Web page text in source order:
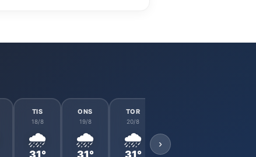
TIS
18/8
🌧️
31°
ONS
19/8
🌧️
31°
TOR
20/8
🌧️
31°
›